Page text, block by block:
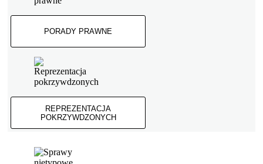
PORADY PRAWNE
REPREZENTACJA
POKRZYWDZONYCH